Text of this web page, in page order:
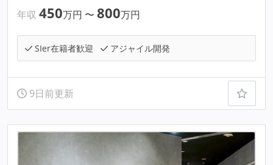
年収 450万円 〜 800万円
SIer在籍者歓迎 アジャイル開発
9日前更新